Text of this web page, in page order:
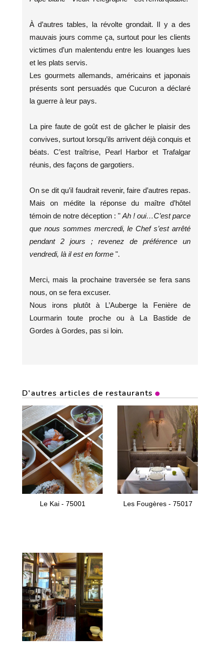
À d’autres tables, la révolte grondait. Il y a des
mauvais jours comme ça, surtout pour les clients
victimes d’un malentendu entre les louanges lues
et les plats servis.
Les gourmets allemands, américains et japonais
présents sont persuadés que Cucuron a déclaré
la guerre à leur pays.
La pire faute de goût est de gâcher le plaisir des
convives, surtout lorsqu’ils arrivent déjà conquis et
béats. C’est traîtrise, Pearl Harbor et Trafalgar
réunis, des façons de gargotiers.
On se dit qu’il faudrait revenir, faire d’autres repas.
Mais on médite la réponse du maître d’hôtel
témoin de notre déception : " Ah ! oui…C’est parce
que nous sommes mercredi, le Chef s’est arrêté
pendant 2 jours ; revenez de préférence un
vendredi, là il est en forme ".
Merci, mais la prochaine traversée se fera sans
nous, on se fera excuser.
Nous irons plutôt à L’Auberge la Fenière de
Lourmarin toute proche ou à La Bastide de
Gordes à Gordes, pas si loin.
D'autres articles de restaurants
Le Kai - 75001 Les Fougères - 75017